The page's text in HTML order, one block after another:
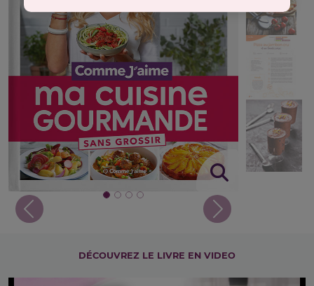
Previous Next
DÉCOUVREZ LE LIVRE EN VIDEO